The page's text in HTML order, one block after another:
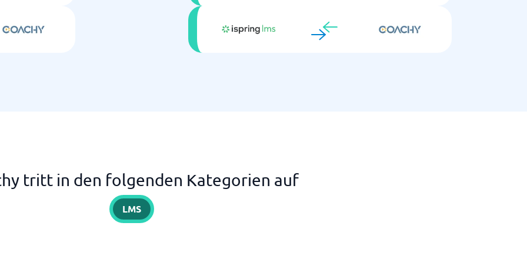
tritt in den folgenden Kategorien auf
LMS